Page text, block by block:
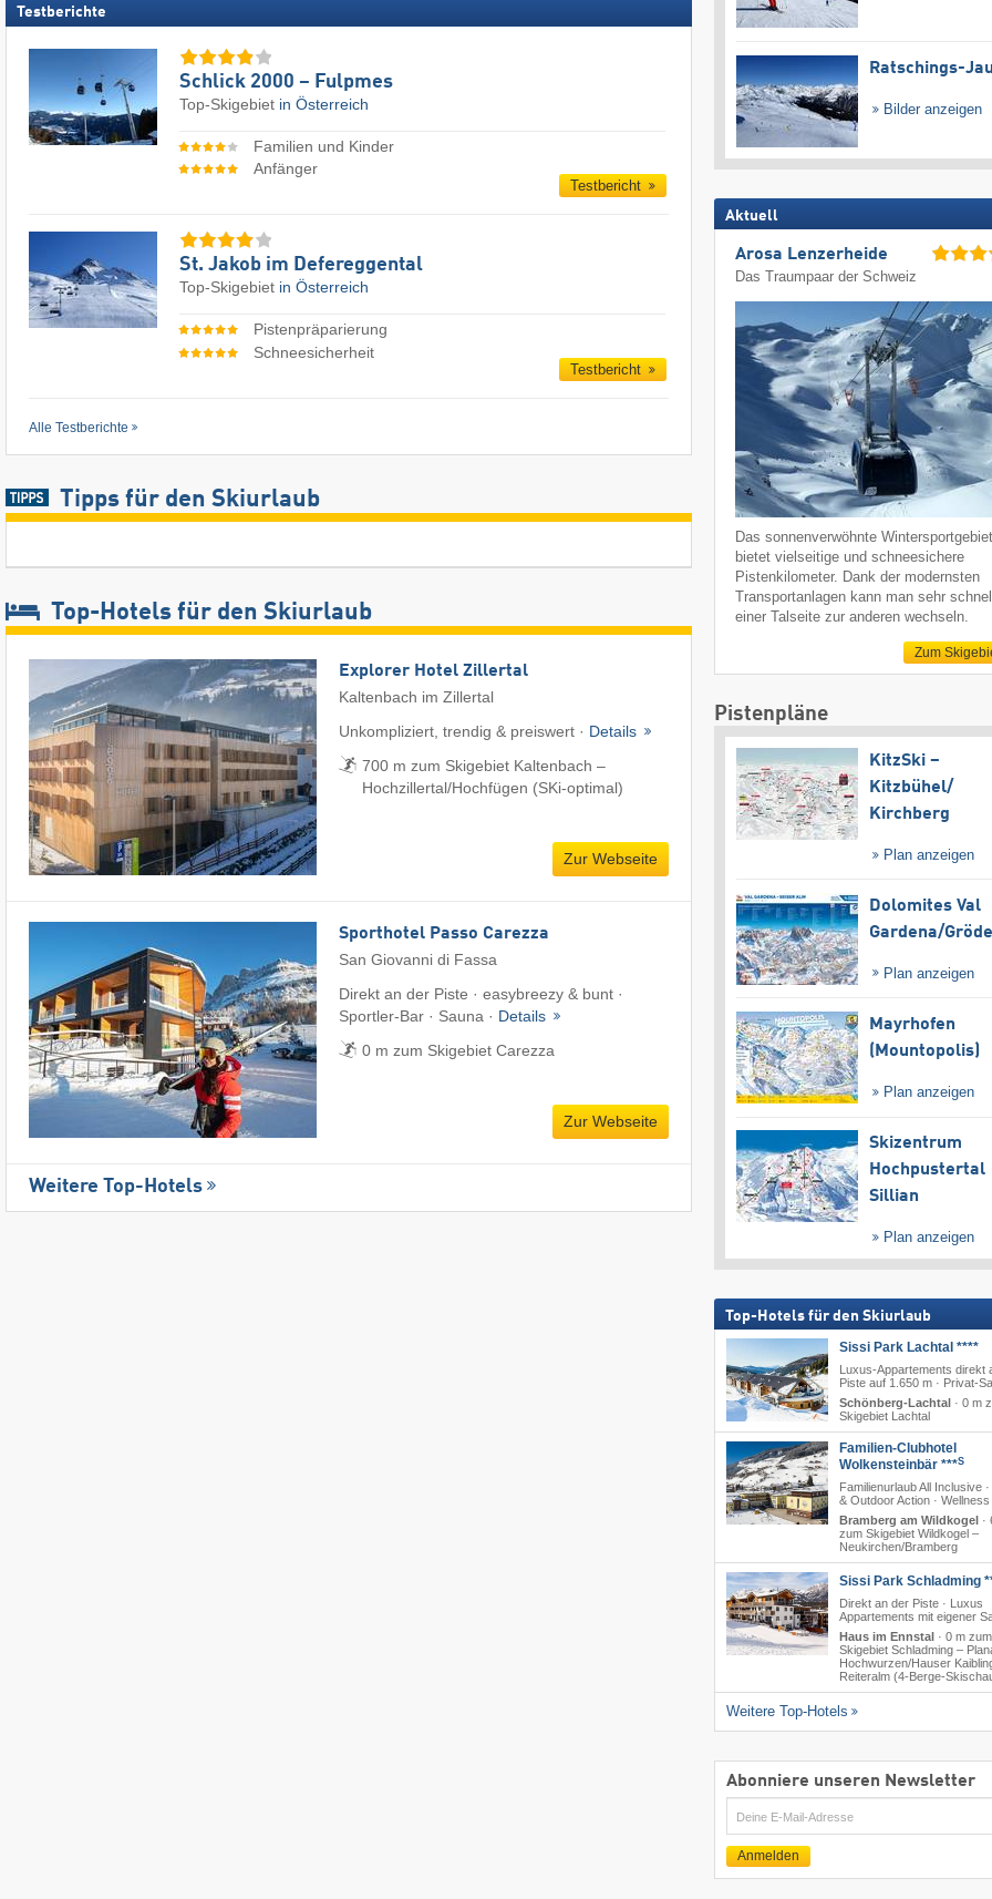
Testberichte
Schlick 2000 – Fulpmes
Top-Skigebiet in Österreich
Familien und Kinder
Anfänger
Testbericht
St. Jakob im Defereggental
Top-Skigebiet in Österreich
Pistenpräparierung
Schneesicherheit
Testbericht
Alle Testberichte
Tipps für den Skiurlaub
Top-Hotels für den Skiurlaub
Explorer Hotel Zillertal
Kaltenbach im Zillertal
Unkompliziert, trendig & preiswert · Details
700 m zum Skigebiet Kaltenbach –
Hochzillertal/​Hochfügen (SKi-optimal)
Zur Webseite
Sporthotel Passo Carezza
San Giovanni di Fassa
Direkt an der Piste · easybreezy & bunt ·
Sportler-Bar · Sauna · Details
0 m zum Skigebiet Carezza
Zur Webseite
Weitere Top-Hotels
Ratschings-
Bilder anzeigen
Aktuell
Arosa Lenzerheide
Das Traumpaar der Schweiz
Das sonnenverwöhnte Wintersportgebiet
bietet vielseitige und schneesichere
Pistenkilometer. Dank der modernsten
Transportanlagen kann man sehr
einer Talseite zur anderen wechseln.
Zum
Pistenpläne
KitzSki –
Kitzbühel/​
Kirchberg
Plan anzeigen
Dolomites Val
Gardena/​
Plan anzeigen
Mayrhofen
(Mountopolis)
Plan anzeigen
Skizentrum
Hochpustertal
Sillian
Plan anzeigen
Top-Hotels für den Skiurlaub
Sissi Park Lachtal ****
Luxus-Appartements direkt
Piste auf 1.650 m · Privat-
Schönberg-Lachtal · 0 m
Skigebiet Lachtal
Familien-Clubhotel
Wolkensteinbär ***S
Familienurlaub All Inclusive
& Outdoor Action · Wellness
Bramberg am Wildkogel ·
zum Skigebiet Wildkogel –
Neukirchen/​Bramberg
Sissi Park Schladming
Direkt an der Piste · Luxus
Appartements mit eigener
Haus im Ennstal · 0 m zum
Skigebiet Schladming –
Hochwurzen/​Hauser
Reiteralm (4-Berge-
Weitere Top-Hotels
Abonniere unseren Newsletter
E-
Mail
Anmelden